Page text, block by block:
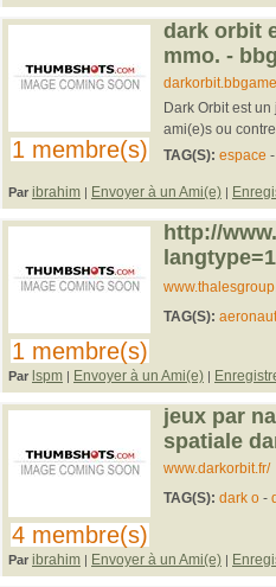
1 membre(s)
dark orbit
mmo. -
Dark Orbit est
ami(e)s ou
TAG(S): espace -
Par ibrahim | Envoyer à un Ami(e) |
1 membre(s)
http://
TAG(S):
Par lspm | Envoyer à un Ami(e) |
4 membre(s)
jeux par
spatiale
www.darkorbit.fr/
TAG(S): dark o-
Par ibrahim | Envoyer à un Ami(e) |